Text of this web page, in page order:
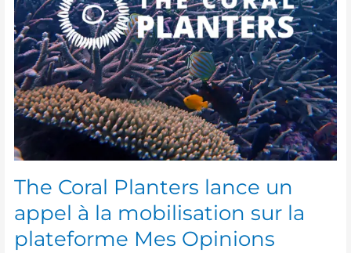
The Coral Planters lance un
appel à la mobilisation sur la
plateforme Mes Opinions
plateforme
Mes
Opinions